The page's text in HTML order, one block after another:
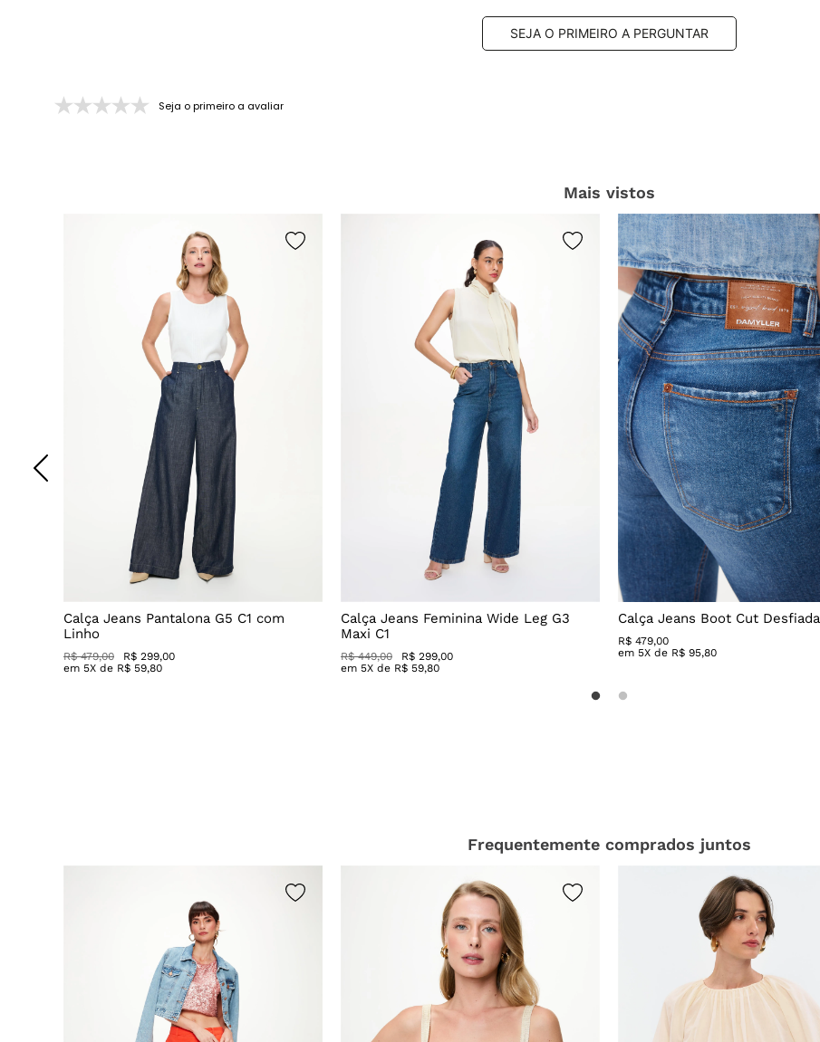
SEJA O PRIMEIRO A PERGUNTAR
Seja o primeiro a avaliar
Mais vistos
Calça Jeans Pantalona G5 C1 com
Linho
R$ 479,00
R$ 299,00
em 5X de R$ 59,80
Calça Jeans Feminina Wide Leg G3
Maxi C1
R$ 449,00
R$ 299,00
em 5X de R$ 59,80
Calça Jeans Boot Cut Desfiada
R$ 479,00
em 5X de R$ 95,80
Frequentemente comprados juntos